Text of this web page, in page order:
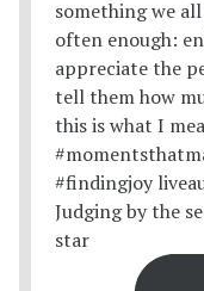
Judging by the
star